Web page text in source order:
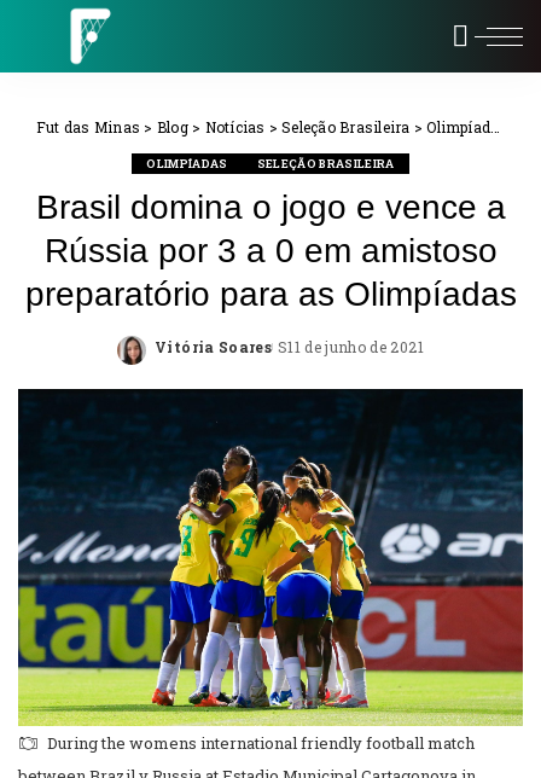
Fut das Minas > Blog> Notícias >Seleção Brasileira >Olimpíadas
OLIMPÍADAS SELEÇÃO BRASILEIRA
Brasil domina o jogo e vence a
Rússia por 3 a 0 em amistoso
preparatório para as Olimpíadas
Posted
Vitória Soares 11 de junho de 2021
During the womens international friendly football match